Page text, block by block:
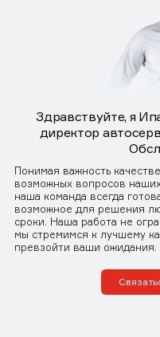
Здравствуйте, я
директор
Понимая важность
возможных вопросов
наша команда всегда
возможное для решения
сроки. Наша работа не
мы стремимся к лучшему
превзойти ваши ожидания.